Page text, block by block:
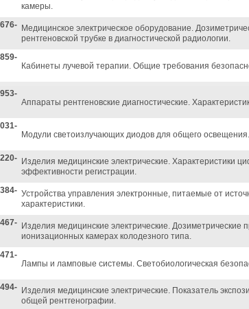
камеры.
Медицинское электрическое оборудование.
рентгеновской трубке в диагностической радиологии.
Кабинеты лучевой терапии. Общие требования
Аппараты рентгеновские диагностические.
Модули светоизлучающих диодов для общего
Изделия медицинские электрические. Характеристики
эффективности регистрации.
Устройства управления электронные, питаемые от
характеристики.
Изделия медицинские электрические.
ионизационных камерах колодезного типа.
Лампы и ламповые системы. Светобиологическая
Изделия медицинские электрические. Показатель
общей рентгенографии.